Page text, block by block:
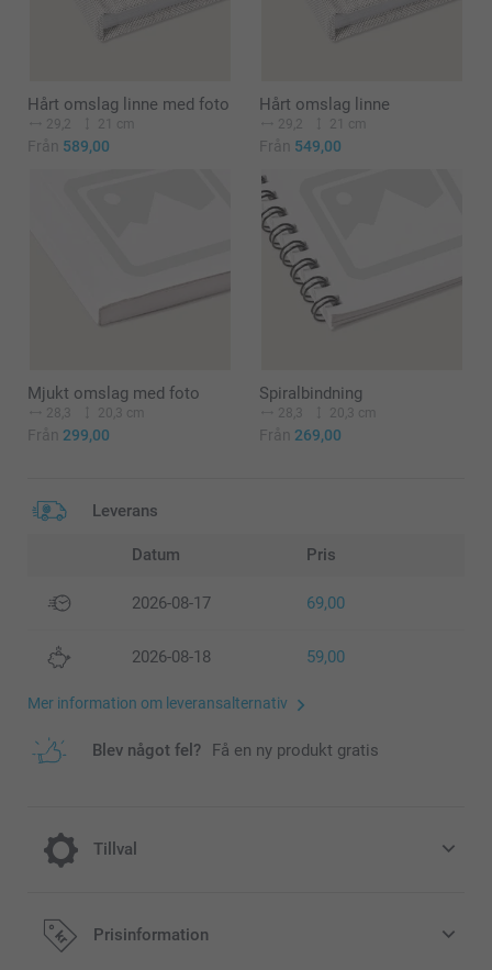
Hårt omslag linne med foto
29,2 21 cm
Från 589,00
Hårt omslag linne
29,2 21 cm
Från 549,00
Mjukt omslag med foto
28,3 20,3 cm
Från 299,00
Spiralbindning
28,3 20,3 cm
Från 269,00
Leverans
Datum Pris
2026-08-17 69,00
2026-08-18 59,00
Mer information om leveransalternativ
Blev något fel? Få en ny produkt gratis
Tillval
Gör fotoboken ännu lyxigare genom att
välja blankt eller matt premiumpapper
Prisinformation